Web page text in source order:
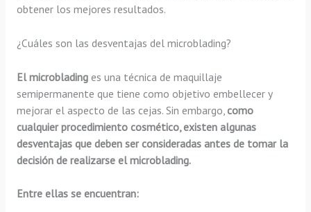
obtener los mejores resultados.
¿Cuáles son las desventajas del microblading?
El microbladinges una técnica de maquillaje
semipermanente que tiene como objetivo embellecer y
mejorar el aspecto de las cejas. Sin embargo, como
cualquier procedimiento cosmético, existen algunas
desventajas que deben ser consideradas antes de tomar la
decisión de realizarse el microblading.
Entre ellas se encuentran: